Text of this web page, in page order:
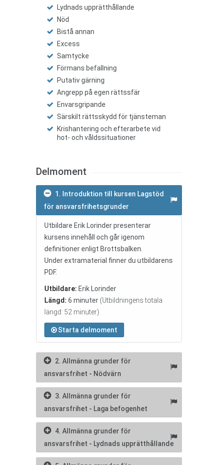
Lydnads upprätthållande
Nöd
Bistå annan
Excess
Samtycke
Förmans befallning
Putativ gärning
Angrepp på egen rättssfär
Envarsgripande
Särskilt rättsskydd för tjänsteman
Krishantering och efterarbete vid
hot- och våldssituationer
Delmoment
1. Introduktion till kursen Lagstöd
för ansvarsfrihetsgrunder
Utbildare Erik Lorinder presenterar
kursens innehåll och går igenom
definitioner enligt Brottsbalken.
Under extramaterial finner du utbildarens
PDF.
Utbildare: Erik Lorinder
Längd: 6 minuter (Utbildningens totala
längd: 52 minuter)
Starta delmoment
2. Allmänna grunder för
ansvarsfrihet - Nödvärn
3. Allmänna grunder för
ansvarsfrihet - Laga befogenhet
4. Allmänna grunder för
ansvarsfrihet - Lydnads upprätthållande